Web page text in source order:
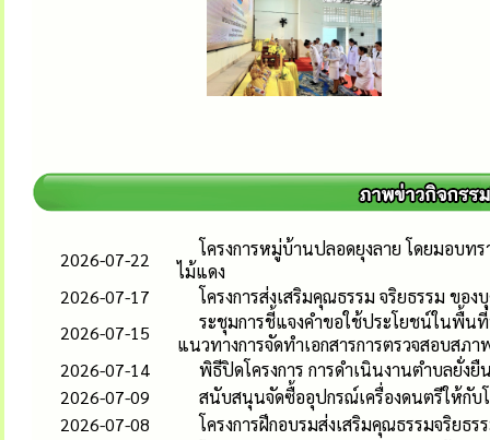
2026-07-22
โครงการหมู่บ้านปลอดยุงลาย โดยมอบท
ไม้แดง
2026-07-17
โครงการส่งเสริมคุณธรรม จริยธรรม ขอ
2026-07-15
ระชุมการชี้แจงคำขอใช้ประโยชน์ในพื้น
แนวทางการจัดทำเอกสารการตรวจสอบสภ
2026-07-14
พิธีปิดโครงการ การดำเนินงานตำบลยั่
2026-07-09
สนับสนุนจัดซื้ออุปกรณ์เครื่องดนตรีให้กับ
2026-07-08
โครงการฝึกอบรมส่งเสริมคุณธรรมจริยธ